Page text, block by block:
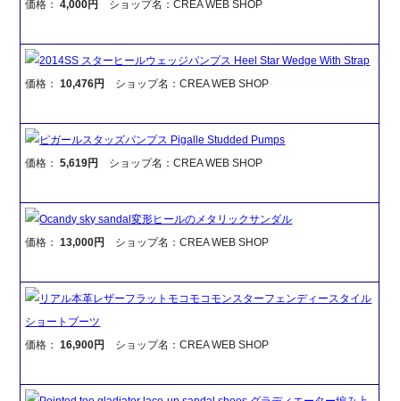
価格：4,000円 ショップ名：CREA WEB SHOP
2014SS スターヒールウェッジパンプス Heel Star Wedge With Strap
価格：10,476円 ショップ名：CREA WEB SHOP
ピガールスタッズパンプス Pigalle Studded Pumps
価格：5,619円 ショップ名：CREA WEB SHOP
Ocandy sky sandal変形ヒールのメタリックサンダル
価格：13,000円 ショップ名：CREA WEB SHOP
リアル本革レザーフラットモコモコモンスターフェンディースタイル
ショートブーツ
価格：16,900円 ショップ名：CREA WEB SHOP